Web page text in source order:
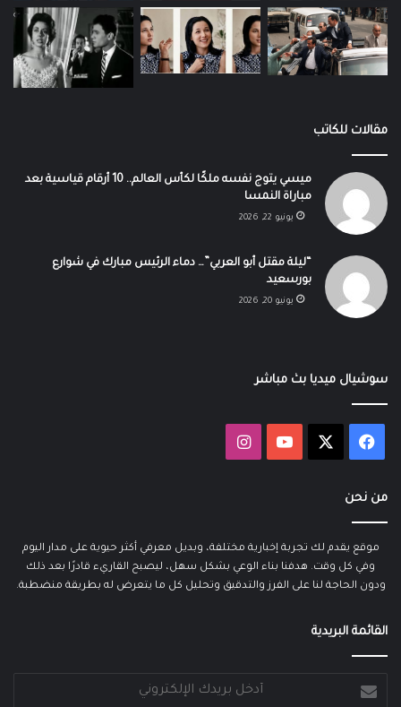
مقالات للكاتب
ميسي يتوج نفسه ملكًا لكأس العالم.. 10 أرقام قياسية بعد
مباراة النمسا
يونيو 22, 2026
“ليلة مقتل أبو العربي”… دماء الرئيس مبارك في شوارع
بورسعيد
يونيو 20, 2026
سوشيال ميديا بث مباشر
فيسبوك ‫YouTubeانستقرام
من نحن
موقع يقدم لك تجربة إخبارية مختلفة، وبديل معرفي أكثر حيوية على مدار اليوم
وفي كل وقت. هدفنا بناء الوعي بشكل سهل، ليصبح القاريء قادرًا بعد ذلك
ودون الحاجة لنا على الفرز والتدقيق وتحليل كل ما يتعرض له بطريقة منضطبة.
القائمة البريدية
بريدك